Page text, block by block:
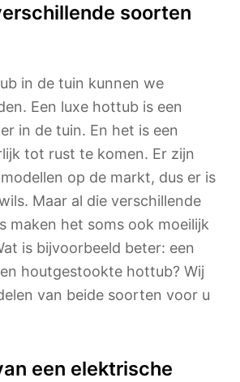
soorten
in de tuin kunnen we
Een luxe hottub is een
in de tuin. En het is een
tot rust te komen. Er zijn
op de markt, dus er is
Maar al die verschillende
maken het soms ook moeilijk
is bijvoorbeeld beter: een
houtgestookte hottub? Wij
van beide soorten voor u
een elektrische